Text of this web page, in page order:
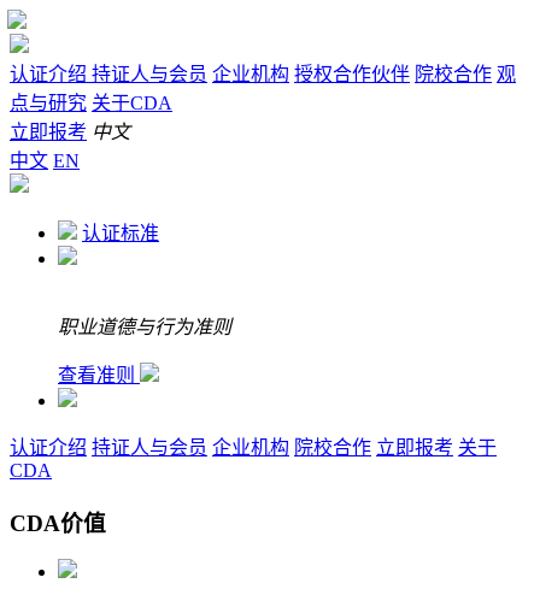
认证介绍 持证人与会员 企业机构 授权合作伙伴 院校合作 观
点与研究 关于CDA
立即报考 中文
中文 EN
认证标准
职业道德与行为准则
查看准则
认证介绍 持证人与会员 企业机构 院校合作 立即报考 关于
CDA
CDA价值